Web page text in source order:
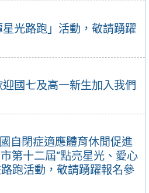
光路跑」活動，敬請踴躍
國七及高一新生加入我們
自閉症適應體育休閒促進
第十二屆“點亮星光、愛心
跑活動，敬請踴躍報名參